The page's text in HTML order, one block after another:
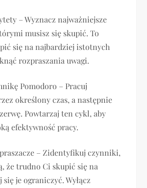
– Wyznacz najważniejsze
musisz się skupić. To
się na najbardziej istotnych
rozpraszania uwagi.
Pomodoro – Pracuj
określony czas, a następnie
Powtarzaj ten cykl, aby
efektywność pracy.
– Zidentyfikuj czynniki,
że trudno Ci skupić się na
je ograniczyć. Wyłącz